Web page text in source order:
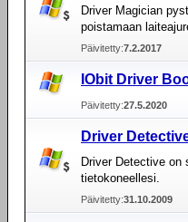
Driver Magician
poistamaan
Päivitetty:7.2.2017
IObit Driver
Päivitetty:27.5.2020
Driver
Driver Detective on
tietokoneellesi.
Päivitetty:31.10.2009